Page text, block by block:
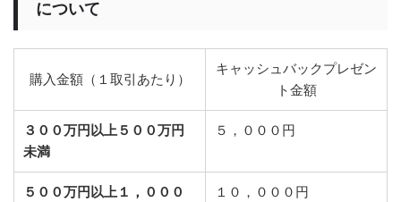
について
購入金額（１取引あたり）
キャッシュバックプレゼン
ト金額
３００万円以上５００万円
未満
５，０００円
５００万円以上１，０００
１０，０００円